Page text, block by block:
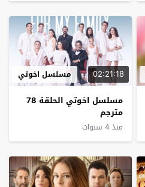
02:21:18 مسلسل اخوتي
مسلسل اخوتي الحلقة 78
مترجم
منذ 4 سنوات